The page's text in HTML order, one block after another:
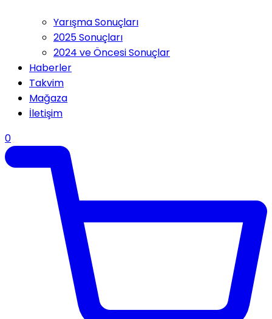
Yarışma Sonuçları
2025 Sonuçları
2024 ve Öncesi Sonuçlar
Haberler
Takvim
Mağaza
İletişim
0